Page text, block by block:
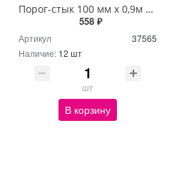
Порог-стык 100 мм х 0,9м орех П31,41
558 ₽
Артикул
37565
Наличие: 12 шт
шт
В корзину